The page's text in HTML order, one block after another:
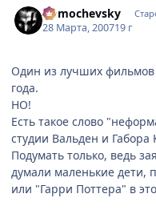
Domochevsky
28 Марта, 200719 г
Один из лучших фильмов
года.
НО!
Есть такое слово
студии Вальден и Габора
Подумать только, ведь
думали маленькие
или "Гарри Поттера" в